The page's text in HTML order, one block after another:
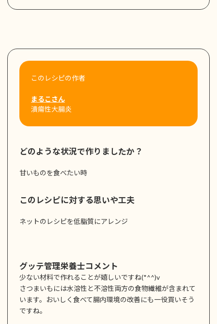
このレシピの作者
まるこさん
潰瘍性大腸炎
どのような状況で作りましたか？
甘いものを食べたい時
このレシピに対する思いや工夫
ネットのレシピを低脂質にアレンジ
グッテ管理栄養士コメント
少ない材料で作れることが嬉しいですね(*^^)v
さつまいもには水溶性と不溶性両方の食物繊維が含まれて
います。おいしく食べて腸内環境の改善にも一役買いそう
ですね。